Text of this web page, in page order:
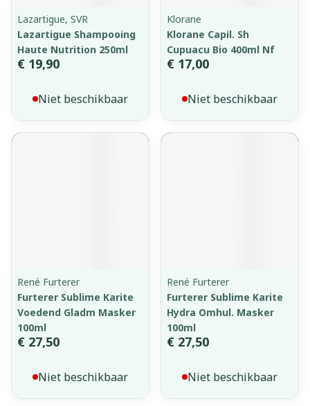
Lazartigue, SVR
Lazartigue Shampooing
Haute Nutrition 250ml
€ 19,90
Niet beschikbaar
Klorane
Klorane Capil. Sh
Cupuacu Bio 400ml Nf
€ 17,00
Niet beschikbaar
René Furterer
Furterer Sublime Karite
Voedend Gladm Masker
100ml
€ 27,50
Niet beschikbaar
René Furterer
Furterer Sublime Karite
Hydra Omhul. Masker
100ml
€ 27,50
Niet beschikbaar